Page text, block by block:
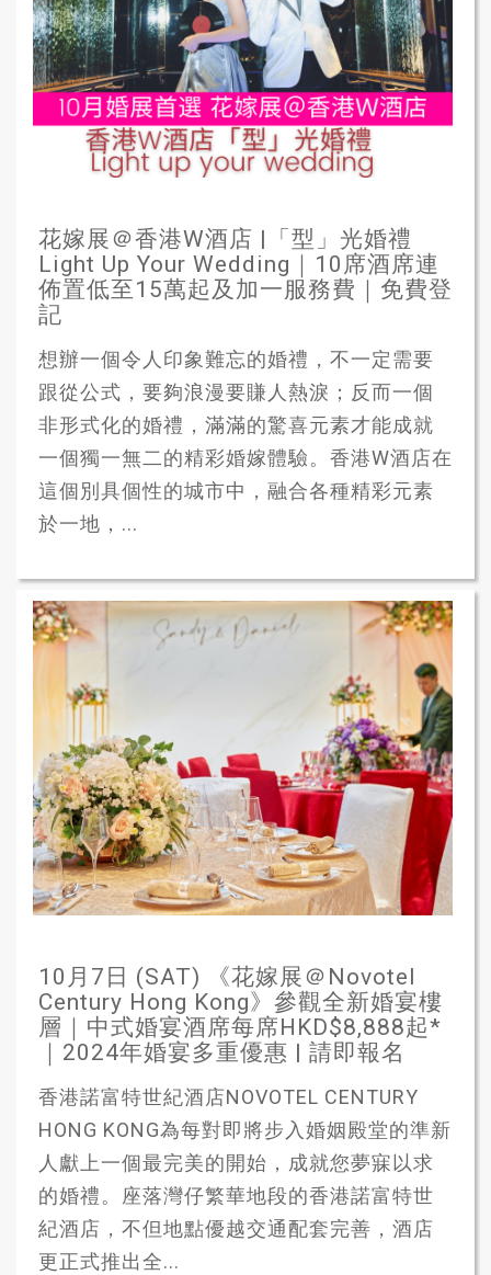
花嫁展＠香港W酒店 |「型」光婚禮
Light Up Your Wedding｜10席酒席連
佈置低至15萬起及加一服務費｜免費登
記
想辦一個令人印象難忘的婚禮，不一定需要
跟從公式，要夠浪漫要賺人熱淚；反而一個
非形式化的婚禮，滿滿的驚喜元素才能成就
一個獨一無二的精彩婚嫁體驗。香港W酒店在
這個別具個性的城市中，融合各種精彩元素
於一地，...
10月7日 (SAT) 《花嫁展＠Novotel
Century Hong Kong》參觀全新婚宴樓
層｜中式婚宴酒席每席HKD$8,888起*
｜2024年婚宴多重優惠 | 請即報名
香港諾富特世紀酒店NOVOTEL CENTURY
HONG KONG為每對即將步入婚姻殿堂的準新
人獻上一個最完美的開始，成就您夢寐以求
的婚禮。座落灣仔繁華地段的香港諾富特世
紀酒店，不但地點優越交通配套完善，酒店
更正式推出全...